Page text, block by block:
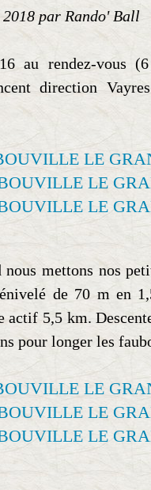
par Rando' Ball
au rendez-vous
direction
mettons nos
de 70 m en
actif 5,5 km.
pour longer les